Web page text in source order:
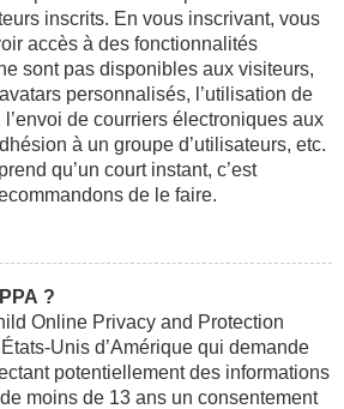
inscrits. En vous inscrivant, vous
accès à des fonctionnalités
sont pas disponibles aux visiteurs,
personnalisés, l’utilisation de
de courriers électroniques aux
à un groupe d’utilisateurs, etc.
qu’un court instant, c’est
de le faire.
?
Online Privacy and Protection
Unis d’Amérique qui demande
potentiellement des informations
moins de 13 ans un consentement